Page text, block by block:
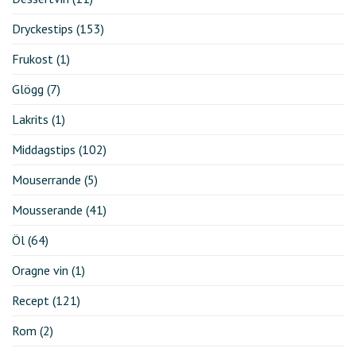
Dryckestips (153)
Frukost (1)
Glögg (7)
Lakrits (1)
Middagstips (102)
Mouserrande (5)
Mousserande (41)
Öl (64)
Oragne vin (1)
Recept (121)
Rom (2)